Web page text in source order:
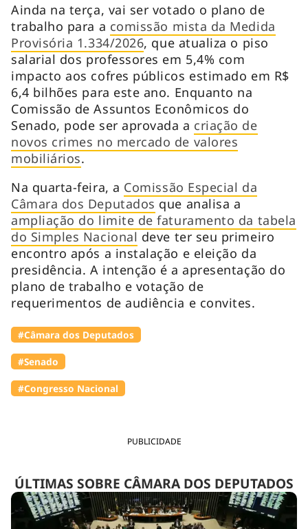
PUBLICIDADE
ÚLTIMAS SOBRE CÂMARA DOS DEPUTADOS
Ainda na terça, vai ser votado o plano de
trabalho para a comissão mista da Medida
Provisória 1.334/2026, que atualiza o piso
salarial dos professores em 5,4% com
impacto aos cofres públicos estimado em R$
6,4 bilhões para este ano. Enquanto na
Comissão de Assuntos Econômicos do
Senado, pode ser aprovada a criação de
novos crimes no mercado de valores
mobiliários.
Na quarta-feira, a Comissão Especial da
Câmara dos Deputados que analisa a
ampliação do limite de faturamento da tabela
do Simples Nacional deve ter seu primeiro
encontro após a instalação e eleição da
presidência. A intenção é a apresentação do
plano de trabalho e votação de
requerimentos de audiência e convites.
#Câmara dos Deputados
#Senado
#Congresso Nacional